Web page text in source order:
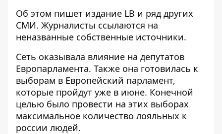
Об этом пишет издание LB и ряд других
СМИ. Журналисты ссылаются на
неназванные собственные источники.
Сеть оказывала влияние на депутатов
Европарламента. Также она готовилась к
выборам в Европейский парламент,
которые пройдут уже в июне. Конечной
целью было провести на этих выборах
максимальное количество лояльных к
россии людей.